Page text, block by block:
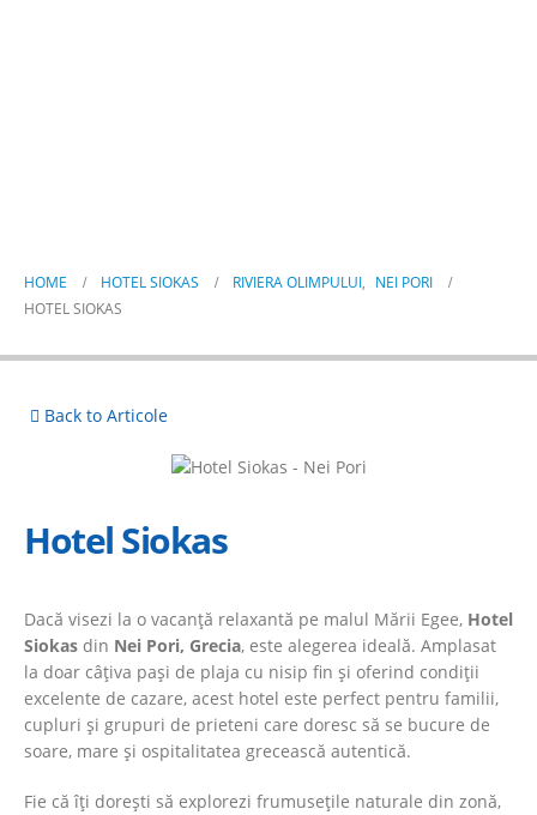
HOME HOTEL SIOKAS RIVIERA OLIMPULUI, NEI PORI
HOTEL SIOKAS
Back to Articole
Hotel Siokas
Dacă visezi la o vacanță relaxantă pe malul Mării Egee, Hotel
Siokas din Nei Pori, Grecia, este alegerea ideală. Amplasat
la doar câțiva pași de plaja cu nisip fin și oferind condiții
excelente de cazare, acest hotel este perfect pentru familii,
cupluri și grupuri de prieteni care doresc să se bucure de
soare, mare și ospitalitatea grecească autentică.
Fie că îți dorești să explorezi frumusețile naturale din zonă,